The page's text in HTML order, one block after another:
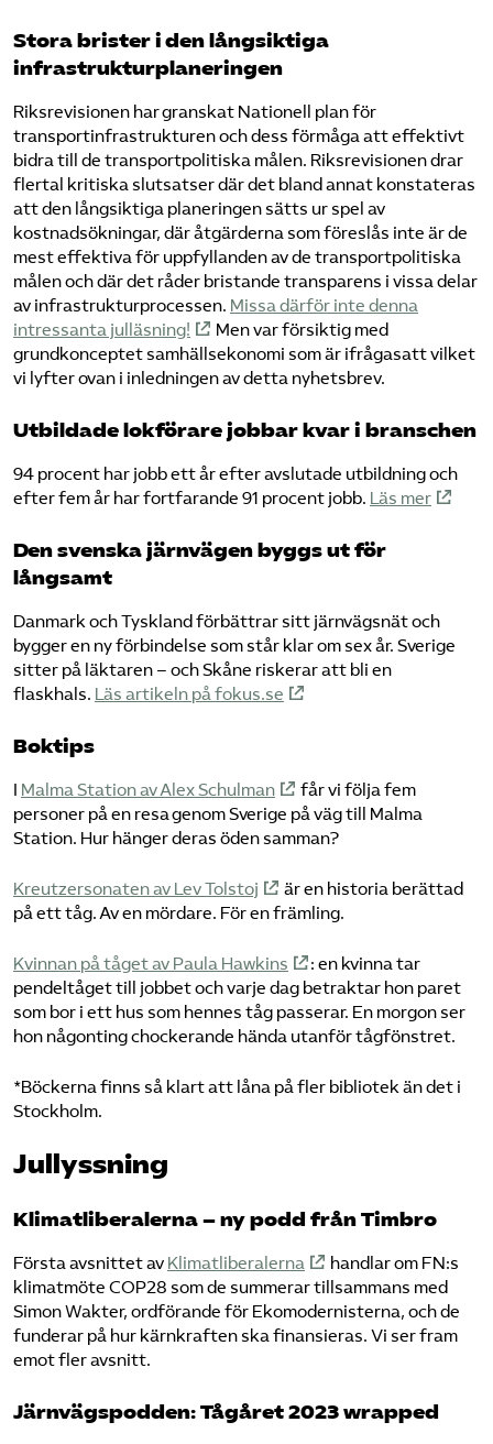
Stora brister i den långsiktiga
infrastrukturplaneringen
Riksrevisionen har granskat Nationell plan för
transportinfrastrukturen och dess förmåga att effektivt
bidra till de transportpolitiska målen. Riksrevisionen drar
flertal kritiska slutsatser där det bland annat konstateras
att den långsiktiga planeringen sätts ur spel av
kostnadsökningar, där åtgärderna som föreslås inte är de
mest effektiva för uppfyllanden av de transportpolitiska
målen och där det råder bristande transparens i vissa delar
av infrastrukturprocessen. Missa därför inte denna
intressanta julläsning!
Men var försiktig med
grundkonceptet samhällsekonomi som är ifrågasatt vilket
vi lyfter ovan i inledningen av detta nyhetsbrev.
Utbildade lokförare jobbar kvar i branschen
94 procent har jobb ett år efter avslutade utbildning och
efter fem år har fortfarande 91 procent jobb. Läs mer
Den svenska järnvägen byggs ut för
långsamt
Danmark och Tyskland förbättrar sitt järnvägsnät och
bygger en ny förbindelse som står klar om sex år. Sverige
sitter på läktaren – och Skåne riskerar att bli en
flaskhals. Läs artikeln på fokus.se
Boktips
I Malma Station av Alex Schulman
får vi följa fem
personer på en resa genom Sverige på väg till Malma
Station. Hur hänger deras öden samman?
Kreutzersonaten av Lev Tolstoj
är en historia berättad
på ett tåg. Av en mördare. För en främling.
Kvinnan på tåget av Paula Hawkins
: en kvinna tar
pendeltåget till jobbet och varje dag betraktar hon paret
som bor i ett hus som hennes tåg passerar. En morgon ser
hon någonting chockerande hända utanför tågfönstret.
*Böckerna finns så klart att låna på fler bibliotek än det i
Stockholm.
Jullyssning
Klimatliberalerna – ny podd från Timbro
Första avsnittet av Klimatliberalerna
handlar om FN:s
klimatmöte COP28 som de summerar tillsammans med
Simon Wakter, ordförande för Ekomodernisterna, och de
funderar på hur kärnkraften ska finansieras. Vi ser fram
emot fler avsnitt.
Järnvägspodden:Tågåret 2023 wrapped